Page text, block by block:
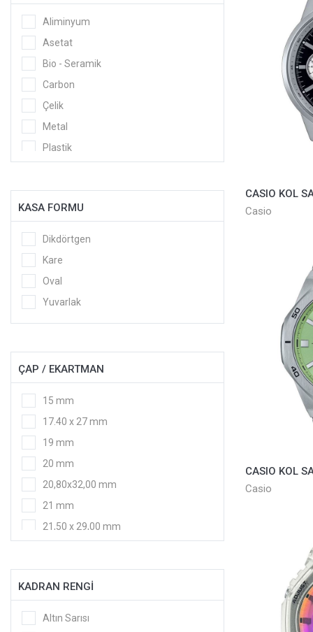
Seiko
Swatch
Tissot
Ulysse Nardin
Versace
Welder
Wesse
Metal
Mor
Pembe
Pembe Altın
Pembe Altın - Gri
Renkli
Rose
Sarı - Beyaz
Saydam
Turuncu
Aliminyum
Asetat
Bio - Seramik
Carbon
Çelik
Metal
Plastik
Seramik
Silikon
KASA FORMU
Dikdörtgen
Kare
Oval
Yuvarlak
ÇAP / EKARTMAN
15 mm
17.40 x 27 mm
19 mm
20 mm
20,80x32,00 mm
21 mm
21,50 x 29,00 mm
22 mm
23 mm
KADRAN RENGİ
Altın Sarısı
Casio
Casio